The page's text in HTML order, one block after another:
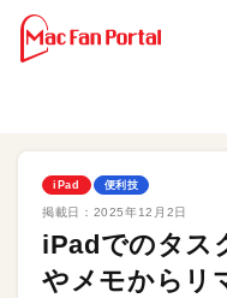
iPad 便利技
掲載日： 2025年12月2日
iPadでのタス
やメモからリ